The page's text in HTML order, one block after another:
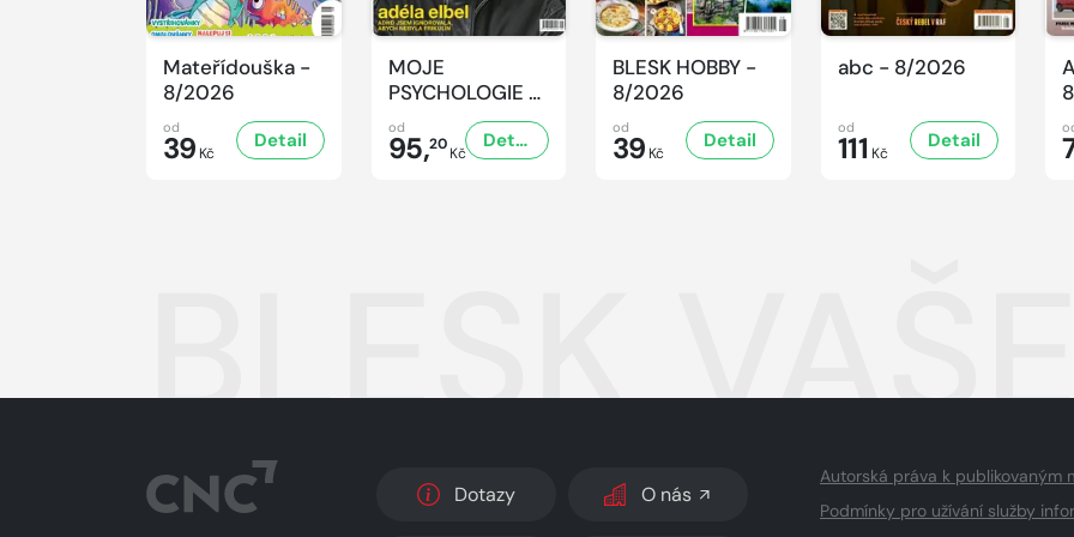
Mateřídouška -
8/2026
od
39 Kč
Detail
MOJE
PSYCHOLOGIE -
8/2026
od
95,20Kč
Detail
BLESK HOBBY -
8/2026
od
39 Kč
Detail
abc - 8/2026
od
111 Kč
Detail
BLESK
Dotazy O nás
Autorská práva k publikovaným
Podmínky pro užívání služby